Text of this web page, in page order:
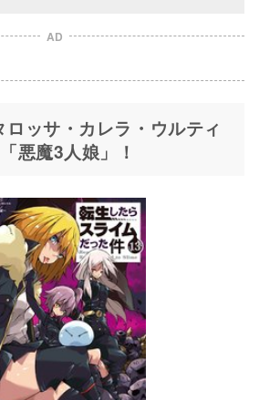
AD
ロッサ・カレラ・ウルティ
悪魔3人娘」！